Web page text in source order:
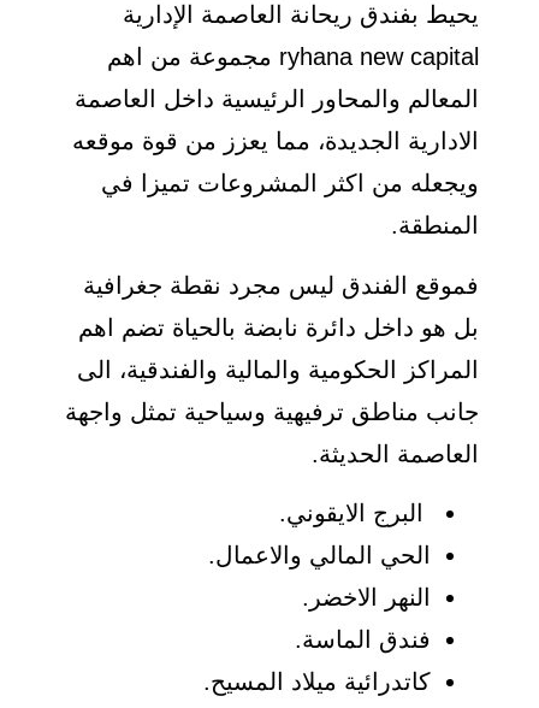
يحيط بفندق ريحانة العاصمة الإدارية
ryhana new capital مجموعة من اهم
المعالم والمحاور الرئيسية داخل العاصمة
الادارية الجديدة، مما يعزز من قوة موقعه
ويجعله من اكثر المشروعات تميزا في
المنطقة.
فموقع الفندق ليس مجرد نقطة جغرافية
بل هو داخل دائرة نابضة بالحياة تضم اهم
المراكز الحكومية والمالية والفندقية، الى
جانب مناطق ترفيهية وسياحية تمثل واجهة
العاصمة الحديثة.
البرج الايقوني.
الحي المالي والاعمال.
النهر الاخضر.
فندق الماسة.
كاتدرائية ميلاد المسيح.